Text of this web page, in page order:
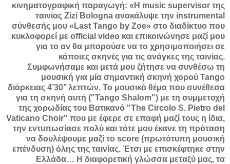
κινηματογραφική παραγωγή: «Η music supervisor της
ταινίας Zizi Bologna ανακάλυψε την instrumental
σύνθεσής μου «Last Tango by Zoe» στο διαδίκτυο που
κυκλοφορεί με οfficial video και επικοινώνησε μαζί μου
για το αν θα μπορούσε να το χρησιμοποιήσει σε
κάποιες σκηνές για τις ανάγκες της ταινίας.
Συμφωνήσαμε και μετά μου ζήτησε να συνθέσω τη
μουσική για μία σημαντική σκηνή χορού Tango
διάρκειας 4’30’’ λεπτών. Το μουσικό θέμα που συνέθεσα
για τη σκηνή αυτή ("Tango Shalom") με τη συμμετοχή
της χορωδίας του Βατικανό "The Circolo S. Pietro del
Vaticano Choir" που με έφερε σε επαφή μαζί τους η ίδια,
την εντυπωσίασε πολύ και τότε μου έκανε τη πρόταση
να δουλέψουμε μαζί το score (πρωτότυπη μουσική
επένδυση) όλης της ταινίας. Έτσι με επισκέφτηκε στην
Ελλάδα… Η διαφορετική γλώσσα μεταξύ μας, τα